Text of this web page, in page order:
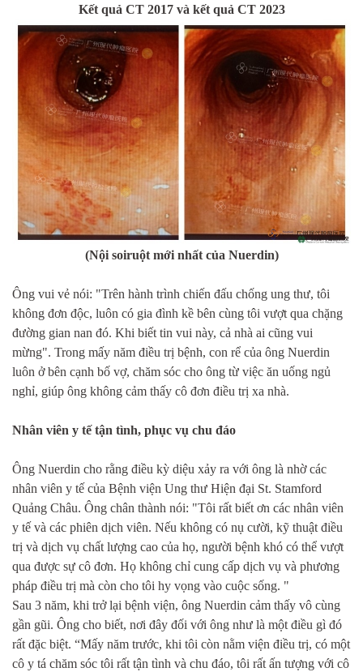
Kết quả CT 2017 và kết quả CT 2023
(Nội soiruột mới nhất của Nuerdin)
Ông vui vẻ nói: "Trên hành trình chiến đấu chống ung thư, tôi
không đơn độc, luôn có gia đình kề bên cùng tôi vượt qua chặng
đường gian nan đó. Khi biết tin vui này, cả nhà ai cũng vui
mừng". Trong mấy năm điều trị bệnh, con rể của ông Nuerdin
luôn ở bên cạnh bố vợ, chăm sóc cho ông từ việc ăn uống ngủ
nghỉ, giúp ông không cảm thấy cô đơn điều trị xa nhà.
Nhân viên y tế tận tình, phục vụ chu đáo
Ông Nuerdin cho rằng điều kỳ diệu xảy ra với ông là nhờ các
nhân viên y tế của Bệnh viện Ung thư Hiện đại St. Stamford
Quảng Châu. Ông chân thành nói: "Tôi rất biết ơn các nhân viên
y tế và các phiên dịch viên. Nếu không có nụ cười, kỹ thuật điều
trị và dịch vụ chất lượng cao của họ, người bệnh khó có thể vượt
qua được sự cô đơn. Họ không chỉ cung cấp dịch vụ và phương
pháp điều trị mà còn cho tôi hy vọng vào cuộc sống. "
Sau 3 năm, khi trở lại bệnh viện, ông Nuerdin cảm thấy vô cùng
gần gũi. Ông cho biết, nơi đây đối với ông như là một điều gì đó
rất đặc biệt. “Mấy năm trước, khi tôi còn nằm viện điều trị, có một
cô y tá chăm sóc tôi rất tận tình và chu đáo, tôi rất ấn tượng với cô